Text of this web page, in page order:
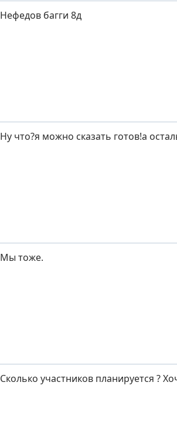
Нефедов багги 8д
Ну что?я можно сказать готов!а
Мы тоже.
Сколько участников планируется ?